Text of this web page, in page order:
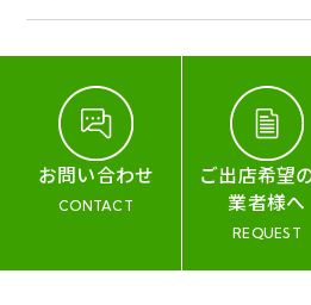
お問い合わせ
CONTACT
ご出店希望
業者様へ
REQUEST